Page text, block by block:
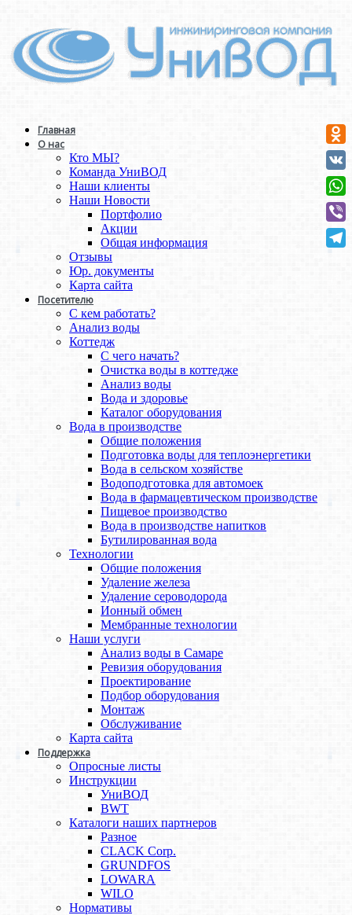
Главная
О нас
Кто МЫ?
Команда УниВОД
Наши клиенты
Наши Новости
Портфолио
Акции
Общая информация
Отзывы
Юр. документы
Карта сайта
Посетителю
С кем работать?
Анализ воды
Коттедж
С чего начать?
Очистка воды в коттедже
Анализ воды
Вода и здоровье
Каталог оборудования
Вода в производстве
Общие положения
Подготовка воды для теплоэнергетики
Вода в сельском хозяйстве
Водоподготовка для автомоек
Вода в фармацевтическом производстве
Пищевое производство
Вода в производстве напитков
Бутилированная вода
Технологии
Общие положения
Удаление железа
Удаление сероводорода
Ионный обмен
Мембранные технологии
Наши услуги
Анализ воды в Самаре
Ревизия оборудования
Проектирование
Подбор оборудования
Монтаж
Обслуживание
Карта сайта
Поддержка
Опросные листы
Инструкции
УниВОД
BWT
Каталоги наших партнеров
Разное
CLACK Corp.
GRUNDFOS
LOWARA
WILO
Нормативы
VK